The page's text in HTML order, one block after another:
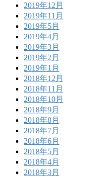
2019年12月
2019年11月
2019年5月
2019年4月
2019年3月
2019年2月
2019年1月
2018年12月
2018年11月
2018年10月
2018年9月
2018年8月
2018年7月
2018年6月
2018年5月
2018年4月
2018年3月